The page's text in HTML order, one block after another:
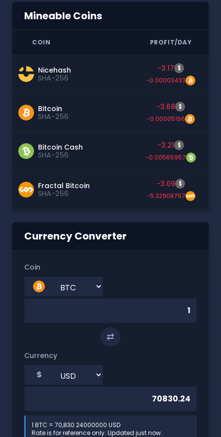
Mineable Coins
COIN PROFIT/DAY
Nicehash
SHA-256
-3.17 $
-0.00003433
Bitcoin
SHA-256
-3.68 $
-0.00005196
Bitcoin Cash
SHA-256
-3.21 $
-0.00565957
Fractal Bitcoin
SHA-256
-3.09 $
-5.32908757
Currency Converter
Coin
⇄
Currency
$
1 BTC = 70,830.24000000 USD
Rate is for reference only. Updated just now.